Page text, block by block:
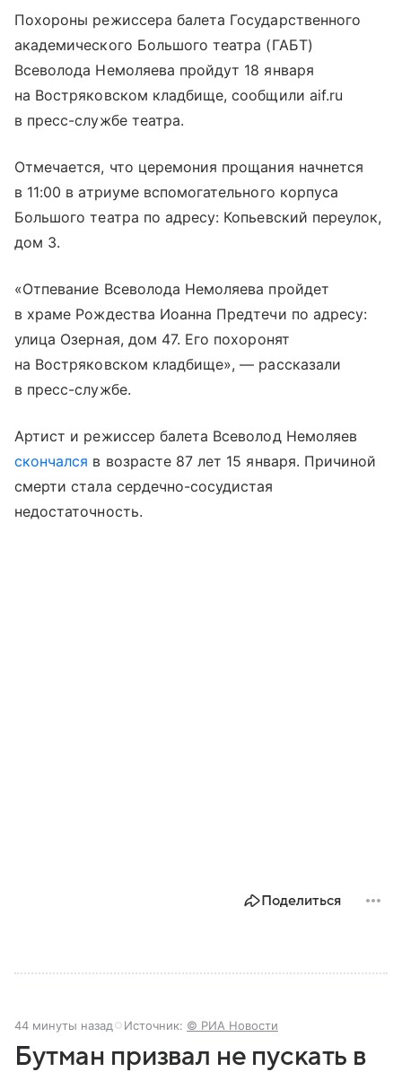
Похороны режиссера балета Государственного
академического Большого театра (ГАБТ)
Всеволода Немоляева пройдут 18 января
на Востряковском кладбище, сообщили aif.ru
в пресс-службе театра.
Отмечается, что церемония прощания начнется
в 11:00 в атриуме вспомогательного корпуса
Большого театра по адресу: Копьевский переулок,
дом 3.
«Отпевание Всеволода Немоляева пройдет
в храме Рождества Иоанна Предтечи по адресу:
улица Озерная, дом 47. Его похоронят
на Востряковском кладбище», — рассказали
в пресс-службе.
Артист и режиссер балета Всеволод Немоляев
скончался в возрасте 87 лет 15 января. Причиной
смерти стала сердечно-сосудистая
недостаточность.
Поделиться
44 минуты назад Источник: © РИА Новости
Бутман призвал не пускать в